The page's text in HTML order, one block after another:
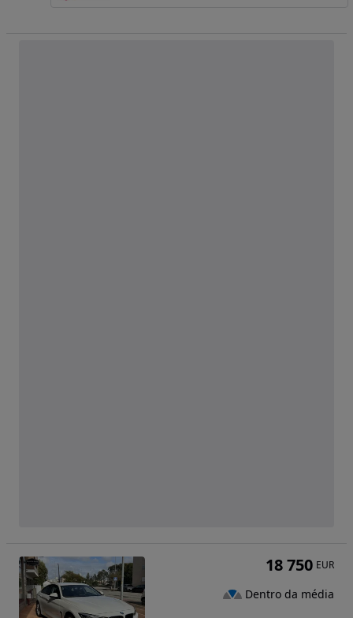
18 750 EUR
Dentro da média